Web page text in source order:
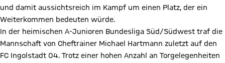
und damit aussichtsreich im Kampf um einen Platz, der ein
Weiterkommen bedeuten würde.
In der heimischen A-Junioren Bundesliga Süd/Südwest traf die
Mannschaft von Cheftrainer Michael Hartmann zuletzt auf den
FC Ingolstadt 04. Trotz einer hohen Anzahl an Torgelegenheiten